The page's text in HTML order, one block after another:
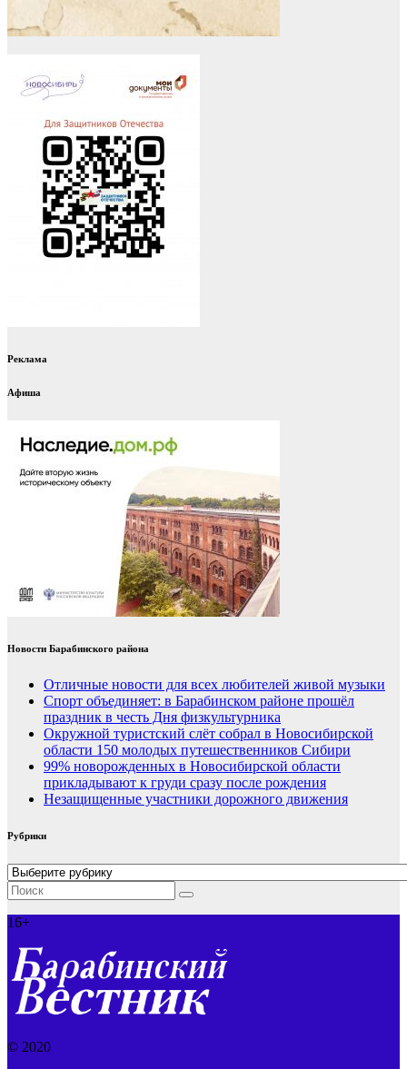
Реклама
Афиша
Новости Барабинского района
Отличные новости для всех любителей живой музыки
Спорт объединяет: в Барабинском районе прошёл
праздник в честь Дня физкультурника
Окружной туристский слёт собрал в Новосибирской
области 150 молодых путешественников Сибири
99% новорожденных в Новосибирской области
прикладывают к груди сразу после рождения
Незащищенные участники дорожного движения
Рубрики
Рубрики
16+
© 2020